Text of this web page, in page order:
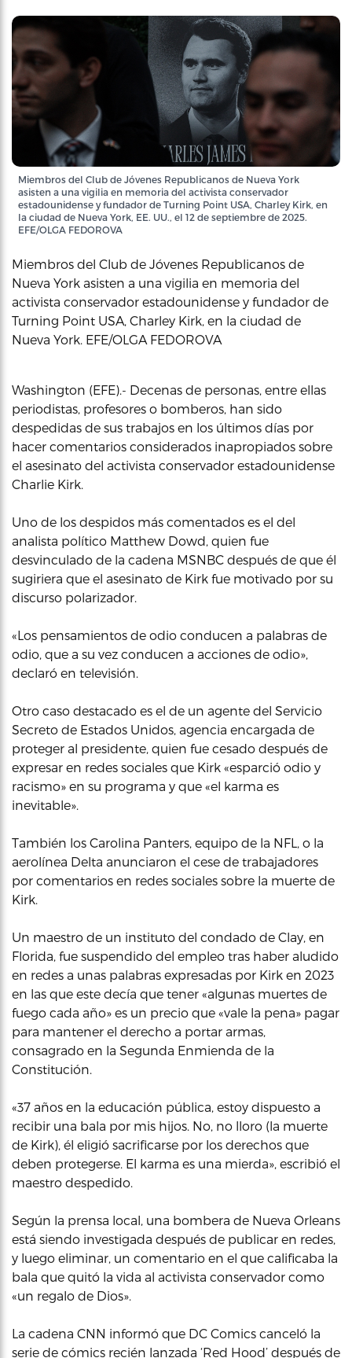
Miembros del Club de Jóvenes Republicanos de Nueva York
asisten a una vigilia en memoria del activista conservador
estadounidense y fundador de Turning Point USA, Charley Kirk, en
la ciudad de Nueva York, EE. UU., el 12 de septiembre de 2025.
EFE/OLGA FEDOROVA
Miembros del Club de Jóvenes Republicanos de
Nueva York asisten a una vigilia en memoria del
activista conservador estadounidense y fundador de
Turning Point USA, Charley Kirk, en la ciudad de
Nueva York. EFE/OLGA FEDOROVA
Washington (EFE).- Decenas de personas, entre ellas
periodistas, profesores o bomberos, han sido
despedidas de sus trabajos en los últimos días por
hacer comentarios considerados inapropiados sobre
el asesinato del activista conservador estadounidense
Charlie Kirk.
Uno de los despidos más comentados es el del
analista político Matthew Dowd, quien fue
desvinculado de la cadena MSNBC después de que él
sugiriera que el asesinato de Kirk fue motivado por su
discurso polarizador.
«Los pensamientos de odio conducen a palabras de
odio, que a su vez conducen a acciones de odio»,
declaró en televisión.
Otro caso destacado es el de un agente del Servicio
Secreto de Estados Unidos, agencia encargada de
proteger al presidente, quien fue cesado después de
expresar en redes sociales que Kirk «esparció odio y
racismo» en su programa y que «el karma es
inevitable».
También los Carolina Panters, equipo de la NFL, o la
aerolínea Delta anunciaron el cese de trabajadores
por comentarios en redes sociales sobre la muerte de
Kirk.
Un maestro de un instituto del condado de Clay, en
Florida, fue suspendido del empleo tras haber aludido
en redes a unas palabras expresadas por Kirk en 2023
en las que este decía que tener «algunas muertes de
fuego cada año» es un precio que «vale la pena» pagar
para mantener el derecho a portar armas,
consagrado en la Segunda Enmienda de la
Constitución.
«37 años en la educación pública, estoy dispuesto a
recibir una bala por mis hijos. No, no lloro (la muerte
de Kirk), él eligió sacrificarse por los derechos que
deben protegerse. El karma es una mierda», escribió el
maestro despedido.
Según la prensa local, una bombera de Nueva Orleans
está siendo investigada después de publicar en redes,
y luego eliminar, un comentario en el que calificaba la
bala que quitó la vida al activista conservador como
«un regalo de Dios».
La cadena CNN informó que DC Comics canceló la
serie de cómics recién lanzada ‘Red Hood’ después de